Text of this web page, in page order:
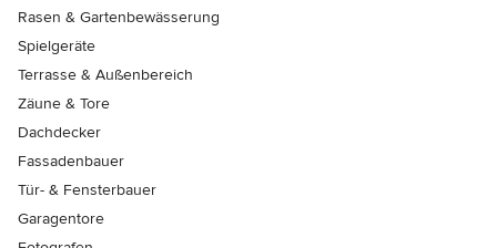
Rasen & Gartenbewässerung
Spielgeräte
Terrasse & Außenbereich
Zäune & Tore
Dachdecker
Fassadenbauer
Tür- & Fensterbauer
Garagentore